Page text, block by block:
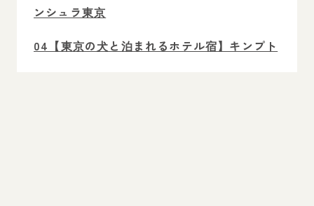
ンシュラ東京
04【東京の犬と泊まれるホテル宿】キンプト